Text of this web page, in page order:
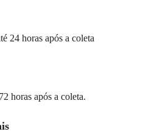
24 horas após a coleta
horas após a coleta.